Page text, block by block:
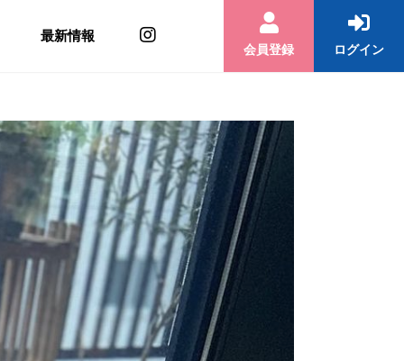
最新情報
会員登録 ログイン